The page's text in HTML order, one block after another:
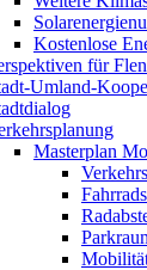
Kostenlose
für
Umland-
Masterplan